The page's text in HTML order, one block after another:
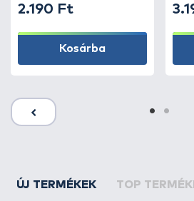
2.190 Ft
Kosárba
ÚJ TERMÉKEK TOP